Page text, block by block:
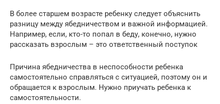
В более старшем возрасте ребенку следует объяснить
разницу между ябедничеством и важной информацией.
Например, если, кто-то попал в беду, конечно, нужно
рассказать взрослым – это ответственный поступок
Причина ябедничества в неспособности ребенка
самостоятельно справляться с ситуацией, поэтому он и
обращается к взрослым. Нужно приучать ребенка к
самостоятельности.